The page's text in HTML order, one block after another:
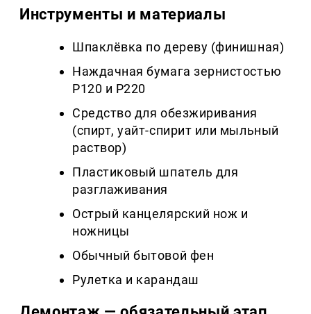
Инструменты и материалы
Шпаклёвка по дереву (финишная)
Наждачная бумага зернистостью
P120 и P220
Средство для обезжиривания
(спирт, уайт-спирит или мыльный
раствор)
Пластиковый шпатель для
разглаживания
Острый канцелярский нож и
ножницы
Обычный бытовой фен
Рулетка и карандаш